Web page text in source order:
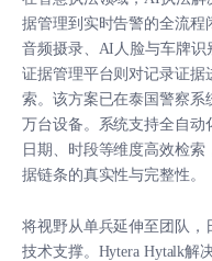
据管理到实时告警的全流
音频摄录、AI人脸与车牌识
证据管理平台则对记录证据
索。该方案已在泰国警察系
万台设备。系统支持全自动
日期、时段等维度高效检
据链条的真实性与完整性。
将视野从单兵延伸至团队，
技术支撑。Hytera Hytalk解